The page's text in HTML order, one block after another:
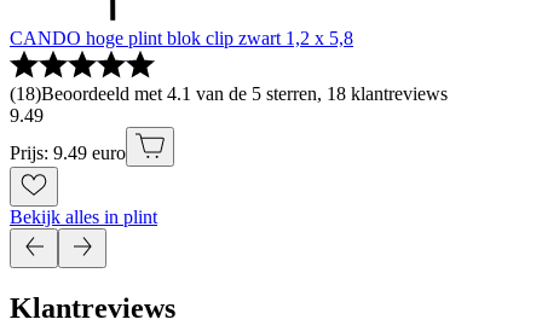
CANDO hoge plint blok clip zwart 1,2 x 5,8
(18)Beoordeeld met 4.1 van de 5 sterren, 18 klantreviews
9.49
Prijs: 9.49 euro
Bekijk alles in plint
Klantreviews